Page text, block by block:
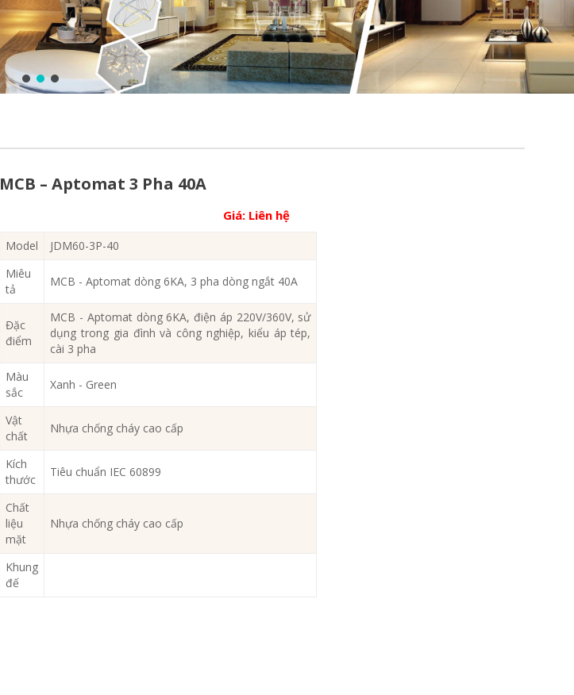
MCB – Aptomat 3 Pha 40A
Giá: Liên hệ
Model
JDM60-3P-40
Miêu
tả
MCB - Aptomat dòng 6KA, 3 pha dòng ngắt 40A
Đặc
điểm
MCB - Aptomat dòng 6KA, điện áp 220V/360V, sử
dụng trong gia đình và công nghiệp, kiểu áp tép,
cài 3 pha
Màu
sắc
Xanh - Green
Vật
chất
Nhựa chống cháy cao cấp
Kích
thước
Tiêu chuẩn IEC 60899
Chất
liệu
mặt
Nhựa chống cháy cao cấp
Khung
đế